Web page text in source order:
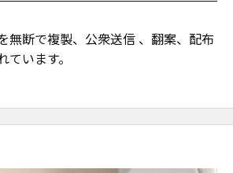
無断で複製、公衆送信 、翻案、配布
います。